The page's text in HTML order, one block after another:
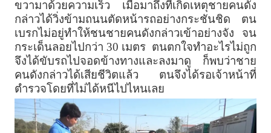
ขวามาด้วยความเร็ว เมื่อมาถึงที่เกิดเหตุชายคนดัง
กล่าวได้วิ่งข้ามถนนตัดหน้ารถอย่างกระชันชิด ตน
เบรกไม่อยู่ทำให้ชนชายคนดังกล่าวเข้าอย่างจัง จน
กระเด็นลอยไปกว่า 30 เมตร ตนตกใจทำอะไรไม่ถูก
จึงได้ขับรถไปจอดข้างทางและลงมาดู ก็พบว่าชาย
คนดังกล่าวได้เสียชีวิตแล้ว ตนจึงได้รอเจ้าหน้าที่
ตำรวจโดยที่ไม่ได้หนีไปไหนเลย